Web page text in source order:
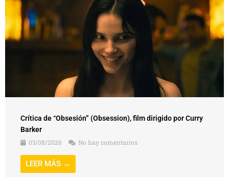
Crítica de “Obsesión” (Obsession), film dirigido por Curry
Barker
03/08/2026
No hay comentarios
LEER MÁS →